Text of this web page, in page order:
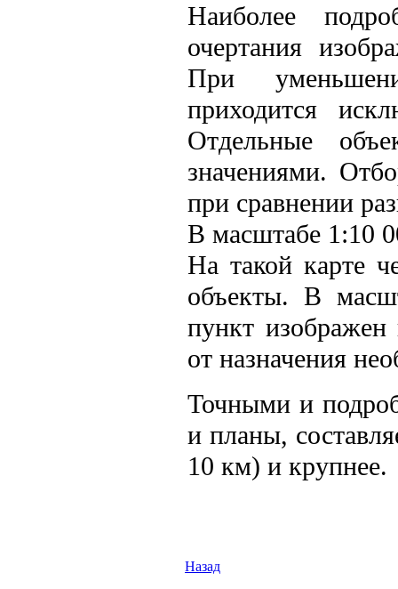
Наиболее
очертания
При
приходится
Отдельные
значениями.
при сравнении
В масштабе 1:10
На такой карте
объекты. В
пункт изображен
от назначения
Точными и
и планы,
10 км) и крупнее.
Назад